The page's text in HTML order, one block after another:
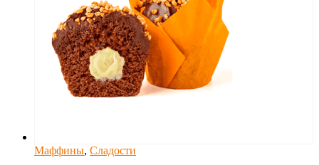
Маффины, Сладости